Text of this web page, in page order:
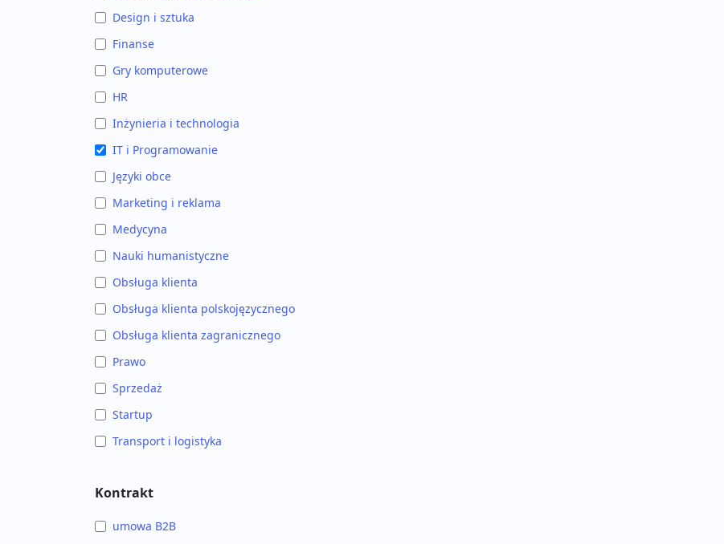
Design i sztuka
Finanse
Gry komputerowe
HR
Inżynieria i technologia
IT i Programowanie
Języki obce
Marketing i reklama
Medycyna
Nauki humanistyczne
Obsługa klienta
Obsługa klienta polskojęzycznego
Obsługa klienta zagranicznego
Prawo
Sprzedaż
Startup
Transport i logistyka
Kontrakt
umowa B2B